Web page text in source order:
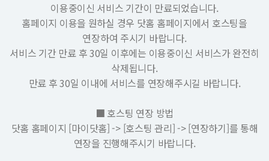
이용중이신 서비스 기간이 만료되었습니다.
홈페이지 이용을 원하실 경우 닷홈 홈페이지에서 호스팅을
연장하여 주시기 바랍니다.
서비스 기간 만료 후 30일 이후에는 이용중이신 서비스가 완전히
삭제됩니다.
만료 후 30일 이내에 서비스를 연장해주시길 바랍니다.
■ 호스팅 연장 방법
닷홈 홈페이지 [마이닷홈] -> [호스팅 관리] -> [연장하기]를 통해
연장을 진행해주시기 바랍니다.